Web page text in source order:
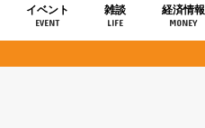
イベント
EVENT
雑談
LIFE
経済情報
MONEY